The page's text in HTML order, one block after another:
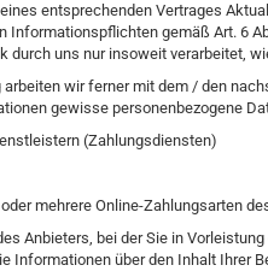
entsprechenden Vertrages
Informationspflichten gemäß Art. 6
durch uns nur insoweit verarbeitet,
wir ferner mit dem / den
gewisse personenbezogene
(Zahlungsdiensten)
mehrere Online-Zahlungsarten
Anbieters, bei der Sie in
Informationen über den Inhalt Ihrer